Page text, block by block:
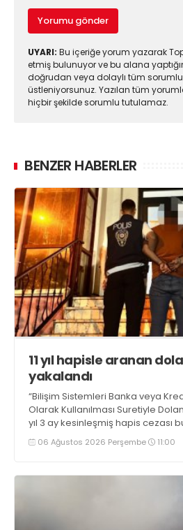
Yorumu gönder
UYARI: Bu içeriğe yorum yazarak
etmiş bulunuyor ve bu alana
doğrudan veya dolaylı tüm
üstleniyorsunuz. Yazılan tüm
hiçbir şekilde sorumlu tutulamaz.
BENZER HABERLER
11 yıl hapisle aranan
yakalandı
“Bilişim Sistemleri Banka veya
Olarak Kullanılması Suretiyle
yıl 3 ay kesinleşmiş hapis cezası
yakalandı
06 Ağustos 2026 Perşembe 11:00